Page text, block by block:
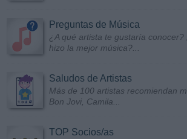
Preguntas de Música
¿A qué artista te gustaría
hizo la mejor música?...
Saludos de Artistas
Más de 100 artistas recomiendan
Bon Jovi, Camila...
TOP Socios/as